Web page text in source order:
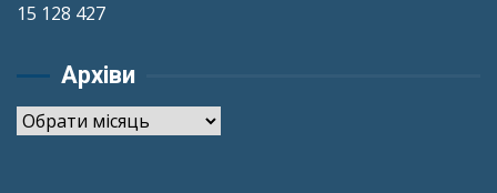
15 128 427
Архіви
Архіви